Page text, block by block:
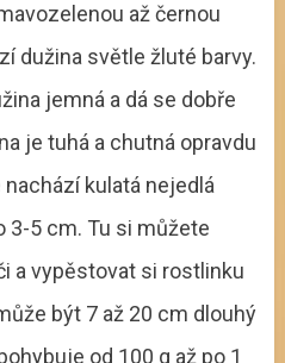
až černou
dužina světle žluté barvy.
jemná a dá se dobře
je tuhá a chutná opravdu
kulatá nejedlá
3-5 cm. Tu si můžete
a vypěstovat si rostlinku
být 7 až 20 cm dlouhý
od 100 g až po 1